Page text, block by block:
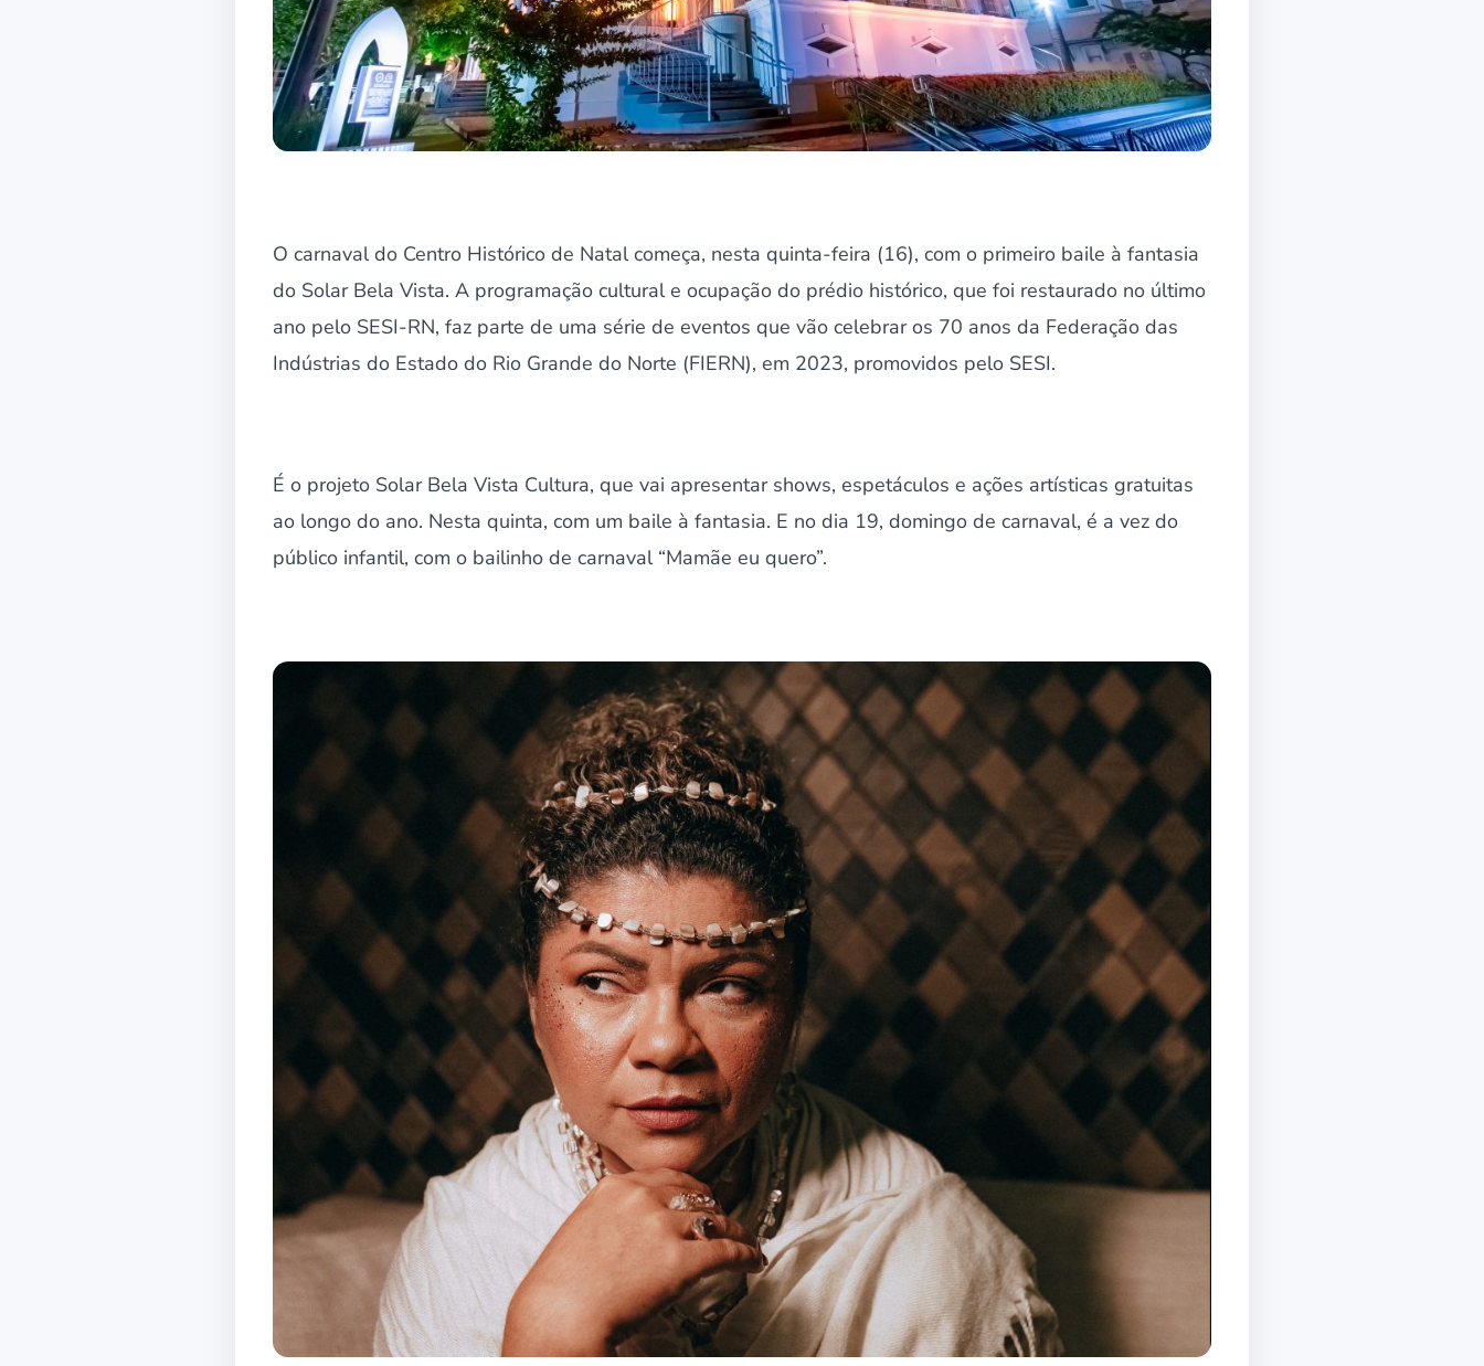
O carnaval do Centro Histórico de Natal começa, nesta quinta-feira (16), com o primeiro baile à fantasia
do Solar Bela Vista. A programação cultural e ocupação do prédio histórico, que foi restaurado no último
ano pelo SESI-RN, faz parte de uma série de eventos que vão celebrar os 70 anos da Federação das
Indústrias do Estado do Rio Grande do Norte (FIERN), em 2023, promovidos pelo SESI.
É o projeto Solar Bela Vista Cultura, que vai apresentar shows, espetáculos e ações artísticas gratuitas
ao longo do ano. Nesta quinta, com um baile à fantasia. E no dia 19, domingo de carnaval, é a vez do
público infantil, com o bailinho de carnaval “Mamãe eu quero”.